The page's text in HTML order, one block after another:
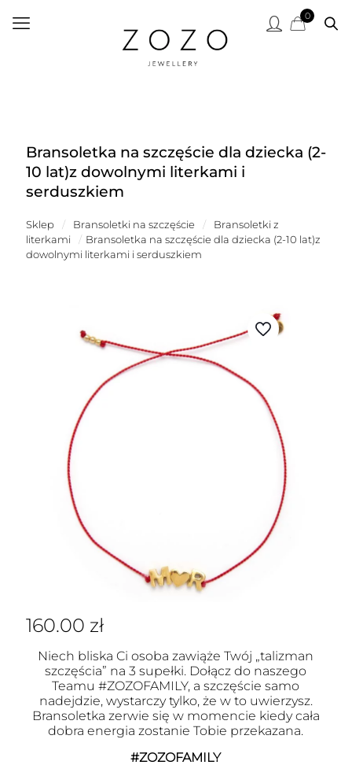
0
Bransoletka na szczęście dla dziecka (2-
10 lat)z dowolnymi literkami i
serduszkiem
Sklep / Bransoletki na szczęście /
Bransoletki z
literkami
/ Bransoletka na szczęście dla dziecka (2-10 lat)z
dowolnymi literkami i serduszkiem
160.00 zł
Niech bliska Ci osoba zawiąże Twój „talizman
szczęścia” na 3 supełki. Dołącz do naszego
Teamu #ZOZOFAMILY, a szczęście samo
nadejdzie, wystarczy tylko, że w to uwierzysz.
Bransoletka zerwie się w momencie kiedy cała
dobra energia zostanie Tobie przekazana.
#ZOZOFAMILY